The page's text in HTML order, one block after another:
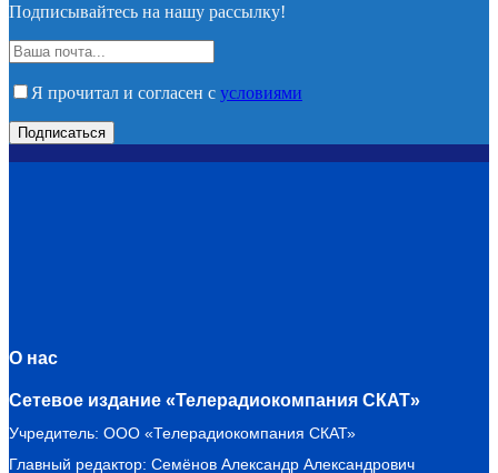
Подписывайтесь на нашу рассылку!
Я прочитал и согласен с условиями
О нас
Сетевое издание «Телерадиокомпания СКАТ»
Учредитель: ООО «Телерадиокомпания СКАТ»
Главный редактор: Семёнов Александр Александрович